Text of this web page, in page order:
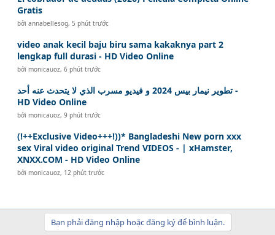
Gratis
bởiannabellesog, 5 phút trước
video anak kecil baju biru sama kakaknya part 2
lengkap full durasi - HD Video Online
bởimonicauoz,6 phút trước
تطوير نيمار بيس 2024 و فيديو مسرب الذي لا يتحدث عنه أحد -
HD Video Online
bởimonicauoz,9 phút trước
(!++Exclusive Video+++!))* Bangladeshi New porn xxx
sex Viral video original Trend VIDEOS - | xHamster,
XNXX.COM - HD Video Online
bởimonicauoz, 12 phút trước
Bạn phải đăng nhập hoặc đăng ký để bình luận.